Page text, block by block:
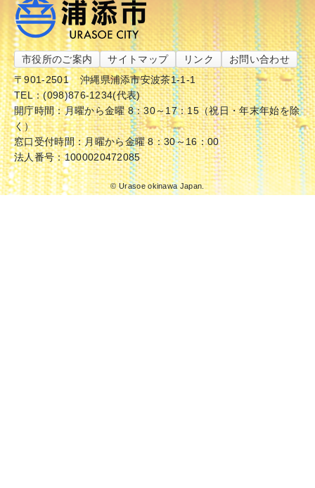
市役所のご案内 サイトマップ リンク
お問い合わせ
〒901-2501
沖縄県浦添市安波茶1-1-1
TEL：(098)876-1234(代表)
開庁時間：月曜から金曜 8：30～17：15（祝日・年末年始を除
く）
窓口受付時間：月曜から金曜 8：30～16：00
法人番号：1000020472085
© Urasoe okinawa Japan.